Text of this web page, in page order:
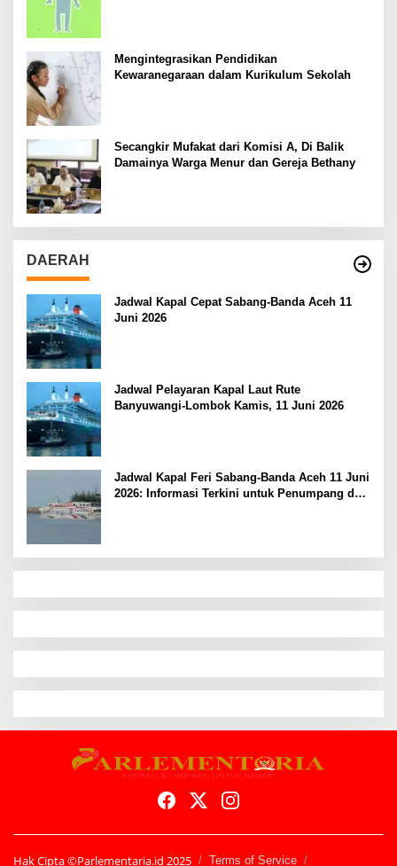
Mengintegrasikan Pendidikan
Kewaranegaraan dalam Kurikulum Sekolah
Secangkir Mufakat dari Komisi A, Di Balik
Damainya Warga Menur dan Gereja Bethany
DAERAH
Jadwal Kapal Cepat Sabang-Banda Aceh 11
Juni 2026
Jadwal Pelayaran Kapal Laut Rute
Banyuwangi-Lombok Kamis, 11 Juni 2026
Jadwal Kapal Feri Sabang-Banda Aceh 11 Juni
2026: Informasi Terkini untuk Penumpang dan
Hak Cipta ©Parlementaria.id 2025 Terms of Service